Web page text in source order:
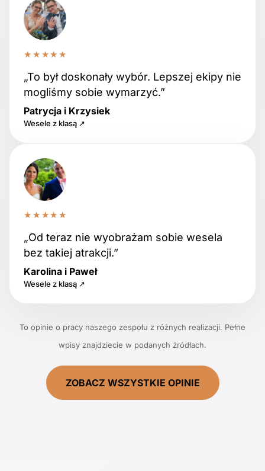
★★★★★
„To był doskonały wybór. Lepszej ekipy nie
mogliśmy sobie wymarzyć.”
Patrycja i Krzysiek
Wesele z klasą ↗
★★★★★
„Od teraz nie wyobrażam sobie wesela
bez takiej atrakcji.”
Karolina i Paweł
Wesele z klasą ↗
To opinie o pracy naszego zespołu z różnych realizacji. Pełne
wpisy znajdziecie w podanych źródłach.
ZOBACZ WSZYSTKIE OPINIE